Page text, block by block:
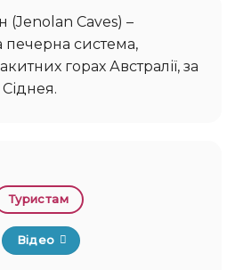
печерна система,
горах Австралії, за
Сіднея.
Туристам
Відео